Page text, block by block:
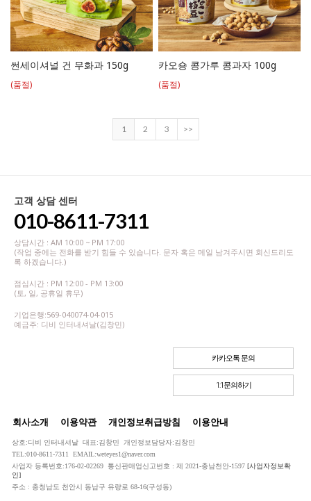
썬세이셔널 건 무화과 150g
(품절)
카오숑 콩가루 콩과자 100g
(품절)
1 2 3 >>
고객 상담 센터
010-8611-7311
상담시간 : AM 10:00 ~ PM 17:00
(작업 중에는 전화를 받기 힘들 수 있습니다. 문자 혹은 메일 남겨주시면 회신드리도
록 하겠습니다.)
점심시간 : PM 12:00 - PM 13:00
(토, 일, 공휴일 휴무)
기업은행:569-040074-04-015
예금주: 디비 인터내셔날(김창민)
카카오톡 문의
1:1문의하기
회사소개 이용약관 개인정보취급방침 이용안내
상호:디비 인터내셔날 대표:김창민 개인정보담당자:김창민
TEL:010-8611-7311 EMAIL:weteyes1@naver.com
사업자 등록번호:176-02-02269 통신판매업신고번호 : 제 2021-충남천안-1597 [사업자정보확
인]
주소 : 충청남도 천안시 동남구 유량로 68-16(구성동)